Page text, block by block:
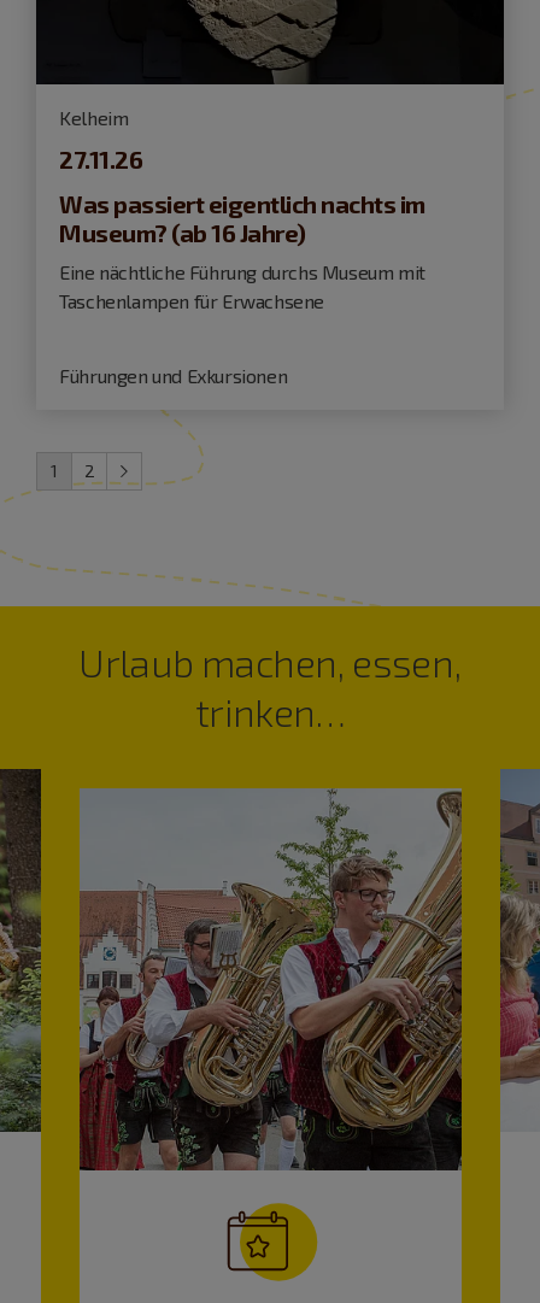
Kelheim
27.11.26
Was passiert eigentlich nachts im
Museum? (ab 16 Jahre)
Eine nächtliche Führung durchs Museum mit
Taschenlampen für Erwachsene
Führungen und Exkursionen
1 2
Urlaub machen, essen,
trinken…